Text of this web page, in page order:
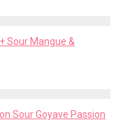
Sour Mangue &
Sour Goyave Passion